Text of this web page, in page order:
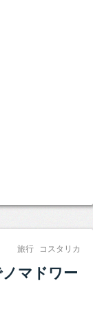
コスタリカ
旅行
マドワー